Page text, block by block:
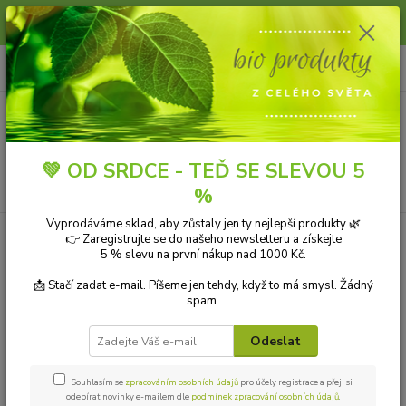
Slunce, koupání a horko dávají vlasům zabrat. Dopřejte jim šetrnou péči s
přírodní vlasovou kosmetikou.
Menu
CZK
+420 606 912 887
9-18:00 hod.
0 ks
za 0,00 Kč
Vrácení zboží
Vrácení zboží
Nevíte, jestli objednáváte to
správné zboží?
U nás nic neriskujete! Do 14-ti dní můžete zboží vrátit bez
💚 OD SRDCE - TEĎ SE SLEVOU 5
%
Vyprodáváme sklad, aby zůstaly jen ty nejlepší produkty 🌿
👉 Zaregistrujte se do našeho newsletteru a získejte
5 % slevu na první nákup nad 1000 Kč.
📩 Stačí zadat e-mail. Píšeme jen tehdy, když to má smysl. Žádný
spam.
Odeslat
Souhlasím se zpracováním osobních údajů pro účely registrace a přeji si
odebírat novinky e-mailem dle podmínek zpracování osobních údajů.